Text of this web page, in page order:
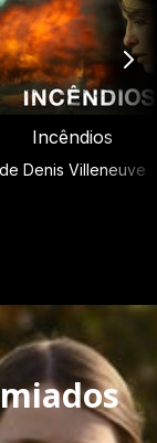
Incêndios
de Denis Villeneuve